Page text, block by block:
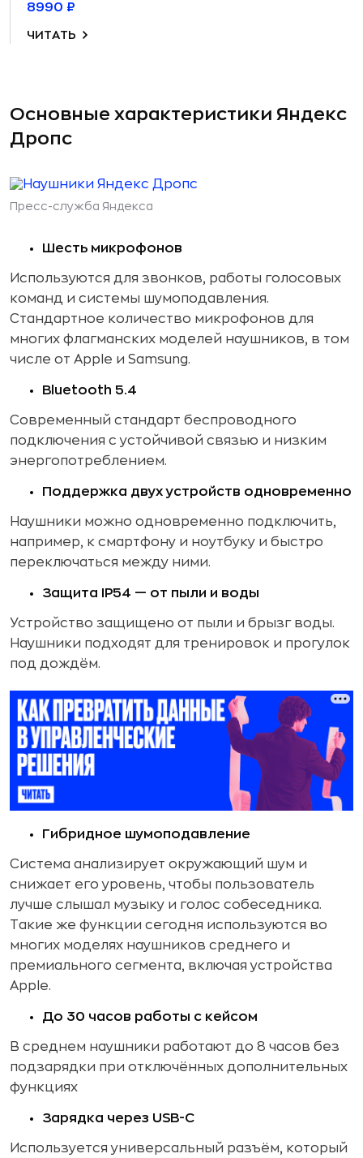
8990 ₽
ЧИТАТЬ
Основные характеристики Яндекс
Дропс
Пресс-служба Яндекса
Шесть микрофонов
Используются для звонков, работы голосовых
команд и системы шумоподавления.
Стандартное количество микрофонов для
многих флагманских моделей наушников, в том
числе от Apple и Samsung.
Bluetooth 5.4
Современный стандарт беспроводного
подключения с устойчивой связью и низким
энергопотреблением.
Поддержка двух устройств одновременно
Наушники можно одновременно подключить,
например, к смартфону и ноутбуку и быстро
переключаться между ними.
Защита IP54 — от пыли и воды
Устройство защищено от пыли и брызг воды.
Наушники подходят для тренировок и прогулок
под дождём.
Гибридное шумоподавление
Система анализирует окружающий шум и
снижает его уровень, чтобы пользователь
лучше слышал музыку и голос собеседника.
Такие же функции сегодня используются во
многих моделях наушников среднего и
премиального сегмента, включая устройства
Apple.
До 30 часов работы с кейсом
В среднем наушники работают до 8 часов без
подзарядки при отключённых дополнительных
функциях
Зарядка через USB-C
Используется универсальный разъём, который